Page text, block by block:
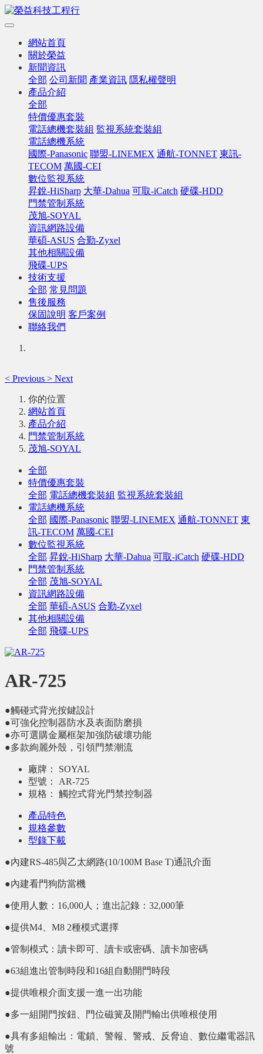
網站首頁
關於榮益
新聞資訊
全部 公司新聞 產業資訊 隱私權聲明
產品介紹
全部
特價優惠套裝
電話總機套裝組 監視系統套裝組
電話總機系統
國際-Panasonic 聯盟-LINEMEX 通航-TONNET 東訊-
TECOM 萬國-CEI
數位監視系統
昇銳-HiSharp 大華-Dahua 可取-iCatch 硬碟-HDD
門禁管制系統
茂旭-SOYAL
資訊網路設備
華碩-ASUS 合勤-Zyxel
其他相關設備
飛碟-UPS
技術支援
全部 常見問題
售後服務
保固說明 客戶案例
聯絡我們
< Previous > Next
你的位置
網站首頁
產品介紹
門禁管制系統
茂旭-SOYAL
全部
特價優惠套裝
全部 電話總機套裝組 監視系統套裝組
電話總機系統
全部 國際-Panasonic 聯盟-LINEMEX 通航-TONNET 東
訊-TECOM 萬國-CEI
數位監視系統
全部 昇銳-HiSharp 大華-Dahua 可取-iCatch 硬碟-HDD
門禁管制系統
全部 茂旭-SOYAL
資訊網路設備
全部 華碩-ASUS 合勤-Zyxel
其他相關設備
全部 飛碟-UPS
AR-725
●觸碰式背光按鍵設計
●可強化控制器防水及表面防磨損
●亦可選購金屬框架加強防破壞功能
●多款絢麗外殼，引領門禁潮流
廠牌：
SOYAL
型號：
AR-725
規格：
觸控式背光門禁控制器
產品特色
規格參數
型錄下載
●內建RS-485與乙太網路(10/100M Base T)通訊介面
●內建看門狗防當機
●使用人數：16,000人；進出記錄：32,000筆
●提供M4、M8 2種模式選擇
●管制模式：讀卡即可、讀卡或密碼、讀卡加密碼
●63組進出管制時段和16組自動開門時段
●提供唯根介面支援一進一出功能
●多一組開門按鈕、門位磁簧及開門輸出供唯根使用
●具有多組輸出：電鎖、警報、警戒、反脅迫、數位繼電器訊
號